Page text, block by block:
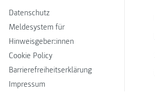
Datenschutz
Meldesystem für
Hinweisgeber:innen
Cookie Policy
Barrierefreiheitserklärung
Impressum